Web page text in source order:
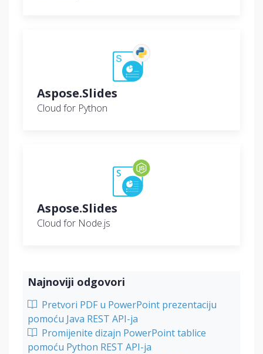
Aspose.Slides
Cloud for Python
Aspose.Slides
Cloud for Node.js
Najnoviji odgovori
Pretvori PDF u PowerPoint prezentaciju
pomoću Java REST API-ja
Promijenite dizajn PowerPoint tablice
pomoću Python REST API-ja